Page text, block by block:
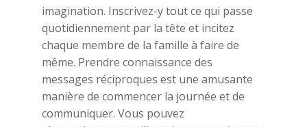
imagination. Inscrivez-y tout ce qui passe
quotidiennement par la tête et incitez
chaque membre de la famille à faire de
même. Prendre connaissance des
messages réciproques est une amusante
manière de commencer la journée et de
communiquer. Vous pouvez